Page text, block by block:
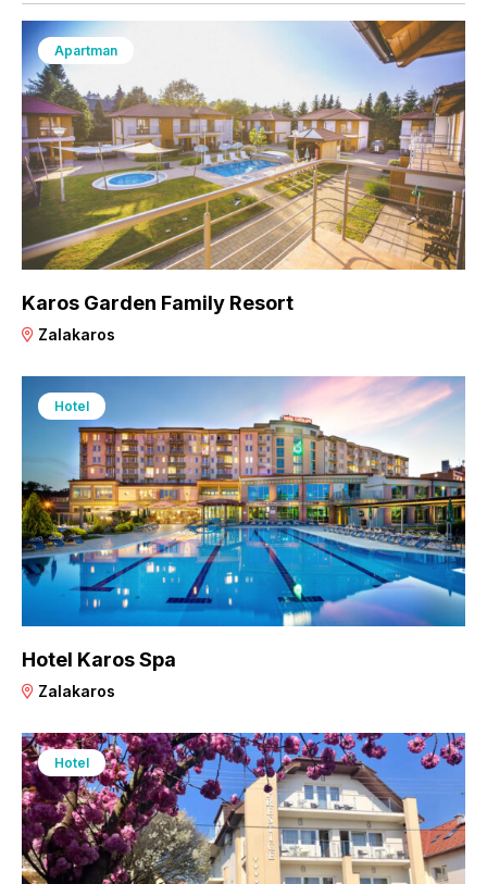
Apartman
Karos Garden Family Resort
Zalakaros
Hotel
Hotel Karos Spa
Zalakaros
Hotel